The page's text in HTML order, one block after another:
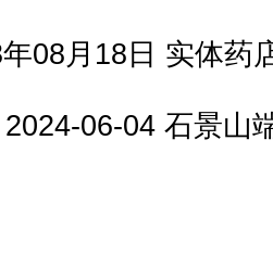
08月18日 实体药
06-04 石景山